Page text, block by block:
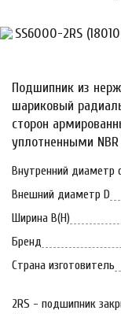
Подшипник из
шариковый
сторон
уплотненными
Внутренний диаметр
Внешний диаметр D
Ширина B(H)
Бренд
Страна изготовитель
2RS - подшипник